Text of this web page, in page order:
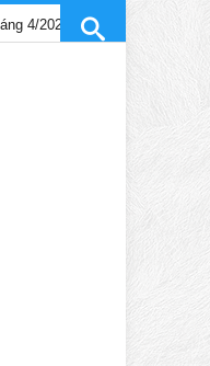
Trần Gia Lạc và